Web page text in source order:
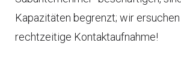
Kapazitäten begrenzt; wir
rechtzeitige Kontaktaufnahme!